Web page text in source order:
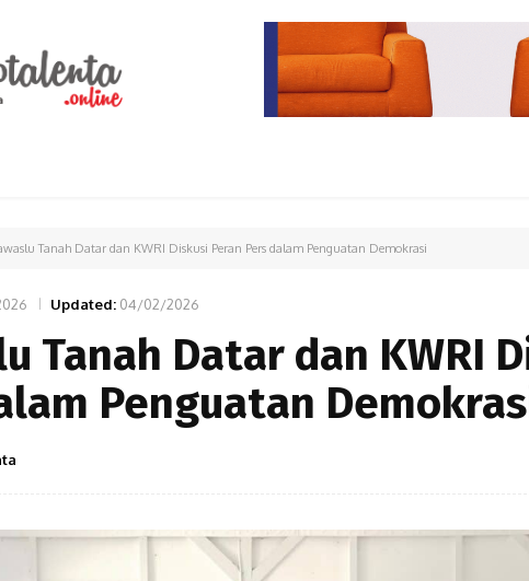
Tanah Datar dan KWRI Diskusi Peran Pers dalam Penguatan Demokrasi
Updated: 04/02/2026
Tanah Datar dan KWRI
Penguatan